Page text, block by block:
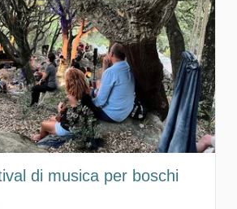
di musica per boschi